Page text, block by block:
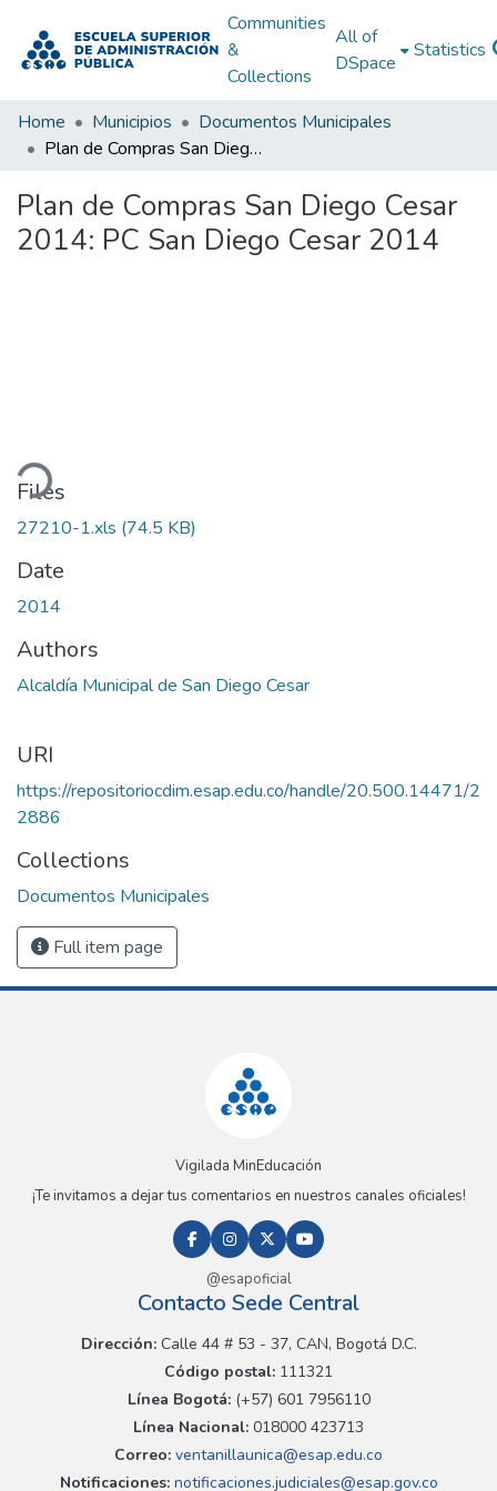
Communities
&
Collections
All of
DSpace
Statistics
Home Municipios
Documentos Municipales
Plan de Compras San Diego Cesar 2014: PC San Diego Cesar 2014
Plan de Compras San Diego Cesar
2014: PC San Diego Cesar 2014
Files
27210-1.xls (74.5 KB)
Date
2014
Authors
Alcaldía Municipal de San Diego Cesar
URI
https://repositoriocdim.esap.edu.co/handle/20.500.14471/2
2886
Collections
Documentos Municipales
Full item page
Vigilada MinEducación
¡Te invitamos a dejar tus comentarios en nuestros canales oficiales!
@esapoficial
Contacto Sede Central
Dirección:Calle 44 # 53 - 37, CAN, Bogotá D.C.
Código postal: 111321
Línea Bogotá:(+57) 601 7956110
Línea Nacional: 018000 423713
Correo: ventanillaunica@esap.edu.co
Notificaciones:notificaciones.judiciales@esap.gov.co